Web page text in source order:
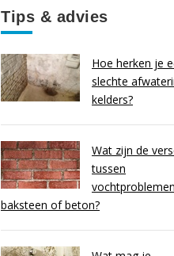
Tips & advies
Hoe herken je
slechte
kelders?
Wat zijn de
tussen
baksteen of beton?